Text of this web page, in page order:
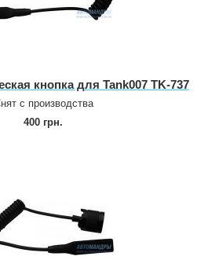
кнопка для Tank007 TK‑737
с производства
400 грн.